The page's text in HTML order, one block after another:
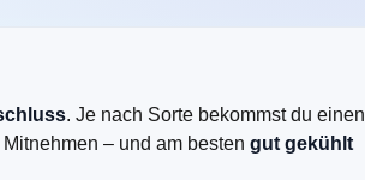
. Je nach Sorte bekommst du einen
– und am besten gut gekühlt